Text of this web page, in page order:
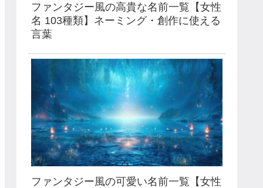
ファンタジー風の高貴な名前一覧【女性
名 103種類】ネーミング・創作に使える
言葉
ファンタジー風の可愛い名前一覧【女性